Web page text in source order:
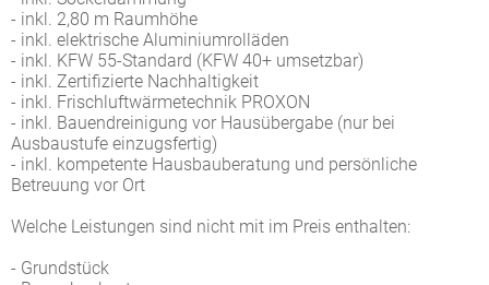
- inkl. 2,80 m Raumhöhe
- inkl. elektrische Aluminiumrolläden
- inkl. KFW 55-Standard (KFW 40+ umsetzbar)
- inkl. Zertifizierte Nachhaltigkeit
- inkl. Frischluftwärmetechnik PROXON
- inkl. Bauendreinigung vor Hausübergabe (nur bei
Ausbaustufe einzugsfertig)
- inkl. kompetente Hausbauberatung und persönliche
Betreuung vor Ort
Welche Leistungen sind nicht mit im Preis enthalten:
- Grundstück